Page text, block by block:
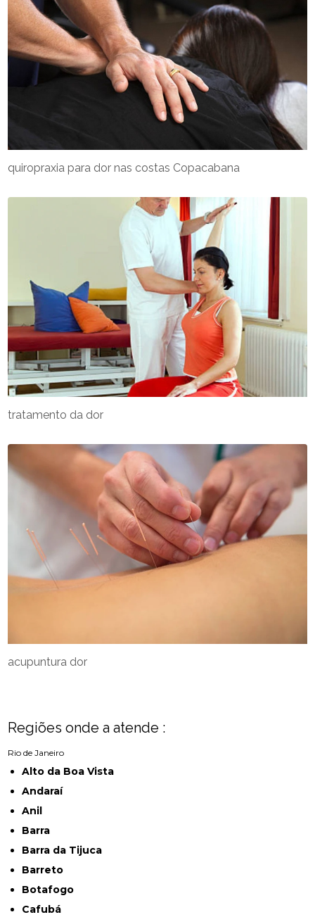
acupuntura dor
tratamento da dor
quiropraxia para dor nas costas Copacabana
Regiões onde a atende :
Rio de Janeiro
Alto da Boa Vista
Andaraí
Anil
Barra
Barra da Tijuca
Barreto
Botafogo
Cafubá